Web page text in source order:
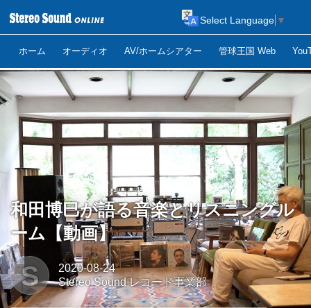
ホーム オーディオ AV/ホームシアター 管球王国 Web
Select Language ▼
和田博巳が語る音楽とリスニングル
ーム【動画】
S
2020-08-24
Stereo Sound レコード事業部